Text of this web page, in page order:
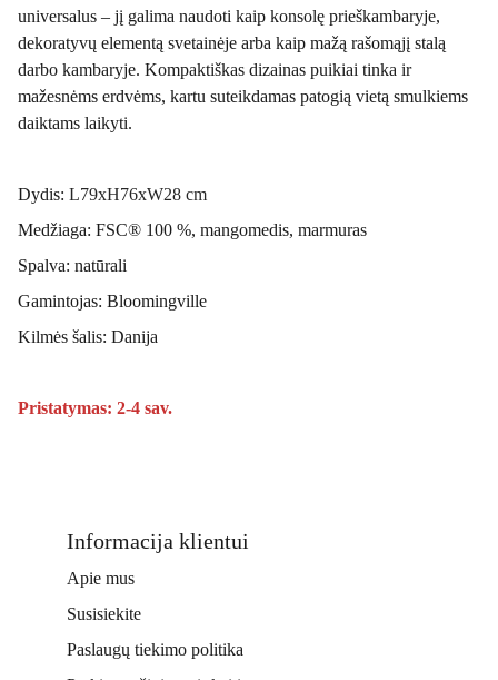
universalus – jį galima naudoti kaip konsolę prieškambaryje,
dekoratyvų elementą svetainėje arba kaip mažą rašomąjį stalą
darbo kambaryje. Kompaktiškas dizainas puikiai tinka ir
mažesnėms erdvėms, kartu suteikdamas patogią vietą smulkiems
daiktams laikyti.
Dydis: L79xH76xW28 cm
Medžiaga: FSC® 100 %, mangomedis, marmuras
Spalva: natūrali
Gamintojas: Bloomingville
Kilmės šalis: Danija
Pristatymas: 2-4 sav.
Apie mus
Paslaugų tiekimo politika
Informacija klientui
Susisiekite